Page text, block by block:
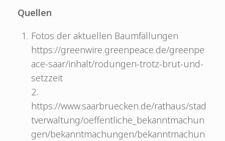
Quellen
Fotos der aktuellen Baumfällungen
https://greenwire.greenpeace.de/greenpe
ace-saar/inhalt/rodungen-trotz-brut-und-
setzzeit
2.
https://www.saarbruecken.de/rathaus/stad
tverwaltung/oeffentliche_bekanntmachun
gen/bekanntmachungen/bekanntmachun